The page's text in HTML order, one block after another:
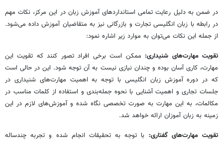
در ضمن به دلیل رعایت تمامی استانداردهای آموزش زبان در این مرکز، نکات مهم
در رابطه با زبان انگلیسی تجارت و بازرگانی نیز به متقاضیان آموزش داده می‌شود.
از جمله این نکات می‌توان به موارد زیر اشاره نمود:
تقویت مهارت‌های شنیداری: ممکن است برخی افراد تصور کنند که تقویت این
مهارت، کاری آسان بوده و چندان نیازی نیست به آن توجه شود. این در حالی است
که در دوره آموزش زبان انگلیسی با توجه به اهمیت مهارت‌های شنیداری در
جلسات تجاری و اهمیت آشنایی با نحوه جمله‌بندی و استفاده از کلمات مناسب در
مکالمات، به این مهارت به صورت تخصصی نگاه شده و آموزش‌های لازم در این
زمینه به زبان آموزان ارائه خواهد شد.
تقویت مهارت‌های گفتاری: با توجه به تحقیقات انجام شده و تجربه چندساله